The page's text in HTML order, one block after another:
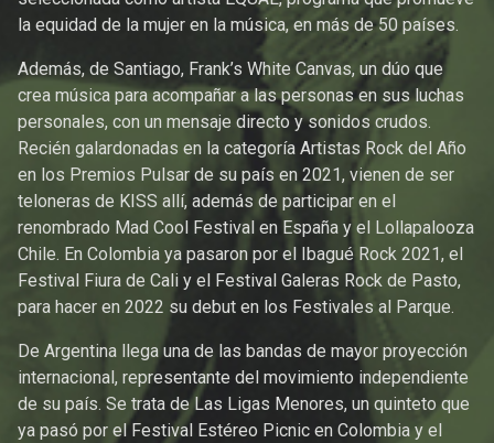
la equidad de la mujer en la música, en más de 50 países.
Además, de Santiago, Frank’s White Canvas, un dúo que
crea música para acompañar a las personas en sus luchas
personales, con un mensaje directo y sonidos crudos.
Recién galardonadas en la categoría Artistas Rock del Año
en los Premios Pulsar de su país en 2021, vienen de ser
teloneras de KISS allí, además de participar en el
renombrado Mad Cool Festival en España y el Lollapalooza
Chile. En Colombia ya pasaron por el Ibagué Rock 2021, el
Festival Fiura de Cali y el Festival Galeras Rock de Pasto,
para hacer en 2022 su debut en los Festivales al Parque.
De Argentina llega una de las bandas de mayor proyección
internacional, representante del movimiento independiente
de su país. Se trata de Las Ligas Menores, un quinteto que
ya pasó por el Festival Estéreo Picnic en Colombia y el